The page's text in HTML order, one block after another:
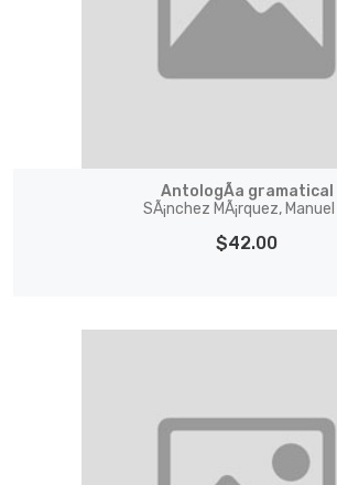
AntologÃ­a gramatical
SÃ¡nchez MÃ¡rquez,
$42.00